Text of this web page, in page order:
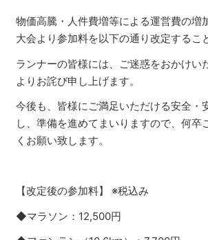
物価高騰・人件費増等による運営費の増
大会より参加料を以下の通り改定するこ
ランナーの皆様には、ご迷惑をおかけい
よりお詫び申し上げます。
今後も、皆様にご満足いただける安全・
し、準備を進めてまいりますので、何卒
くお願い致します。
【改定後の参加料】 ※税込み
◆マラソン：12,500円